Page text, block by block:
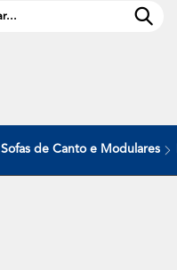
Sofas de Canto e Modulares